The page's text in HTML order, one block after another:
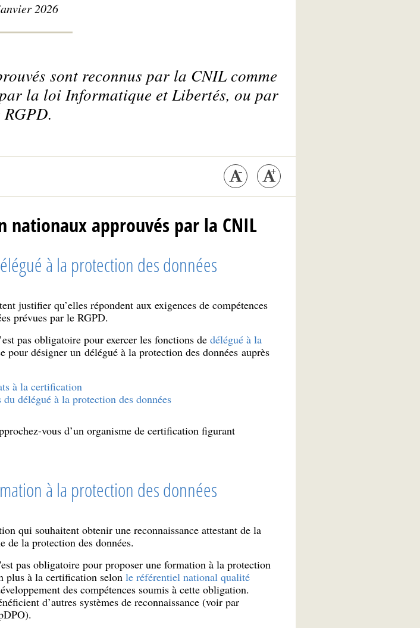
2026
sont reconnus par la CNIL comme
la loi Informatique et Libertés, ou par
RGPD.
nationaux approuvés par la CNIL
à la protection des données
justifier qu’elles répondent aux exigences de compétences
prévues par le RGPD.
pas obligatoire pour exercer les fonctions de délégué à la
pour désigner un délégué à la protection des données auprès
à la certification
délégué à la protection des données
vous d’un organisme de certification figurant
à la protection des données
qui souhaitent obtenir une reconnaissance attestant de la
de la protection des données.
pas obligatoire pour proposer une formation à la protection
plus à la certification selon le référentiel national qualité
des compétences soumis à cette obligation.
d’autres systèmes de reconnaissance (voir par